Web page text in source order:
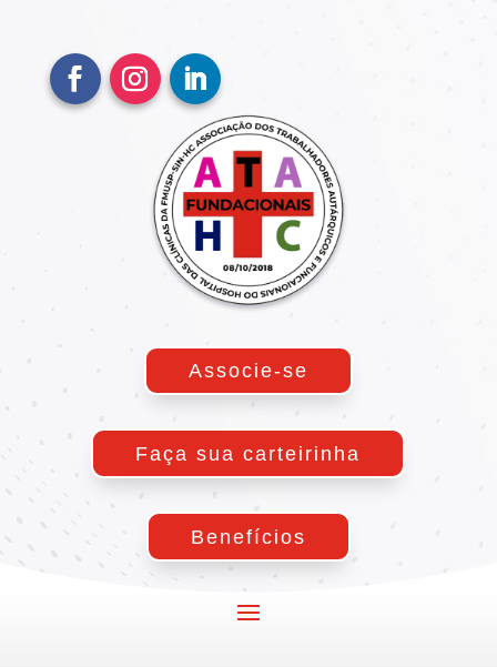
Associe-se
Faça sua carteirinha
Benefícios